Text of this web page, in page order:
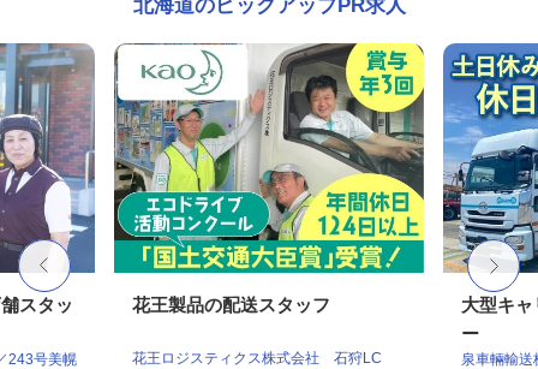
北海道のピックアップPR求人
スタッ
243号美幌
花王製品の配送スタッフ
花王ロジスティクス株式会社 石狩LC
大型キ
ー
泉車輛輸